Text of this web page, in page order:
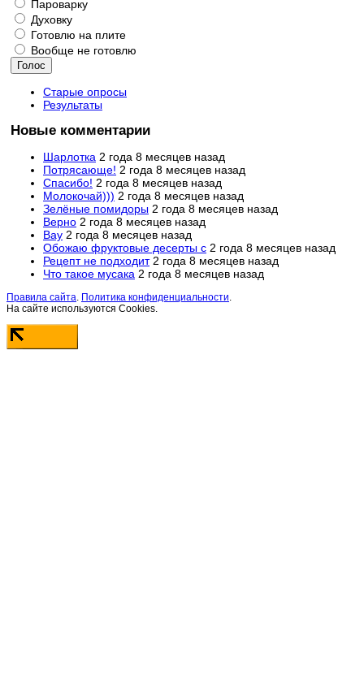
Пароварку
Духовку
Готовлю на плите
Вообще не готовлю
Старые опросы
Результаты
Новые комментарии
Шарлотка 2 года 8 месяцев назад
Потрясающе! 2 года 8 месяцев назад
Спасибо! 2 года 8 месяцев назад
Молокочай))) 2 года 8 месяцев назад
Зелёные помидоры 2 года 8 месяцев назад
Верно 2 года 8 месяцев назад
Вау 2 года 8 месяцев назад
Обожаю фруктовые десерты с 2 года 8 месяцев назад
Рецепт не подходит 2 года 8 месяцев назад
Что такое мусака 2 года 8 месяцев назад
Правила сайта Политика конфиденциальности
На сайте используются Cookies.